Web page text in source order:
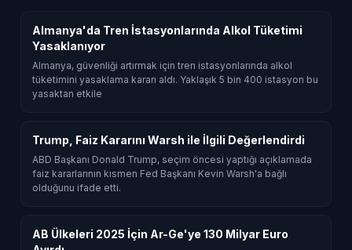
Almanya'da Tren İstasyonlarında Alkol Tüketimi
Yasaklanıyor
Almanya, güvenliği artırmak için tren istasyonlarında alkol
tüketimini yasaklama kararı aldı. Yaklaşık 5 bin 400 istasyon bu
yasaktan etkile
Trump, Faiz Kararını Warsh ile İlgili Değerlendirdi
ABD Başkanı Donald Trump, seçim öncesi yaptığı açıklamada
faiz kararlarının kısmen Fed Başkanı Kevin Warsh'a bağlı
olduğunu ifade etti.
AB Ülkeleri 2025 İçin Ar-Ge'ye 130 Milyar Euro